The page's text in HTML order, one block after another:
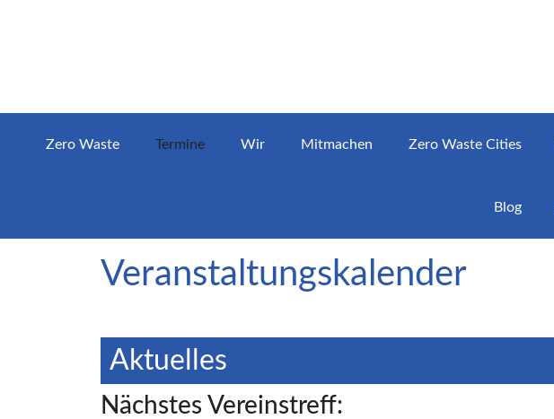
Zero Waste Termine Wir Mitmachen Zero Waste Cities
Blog
Veranstaltungskalender
Aktuelles
Nächstes Vereinstreff: